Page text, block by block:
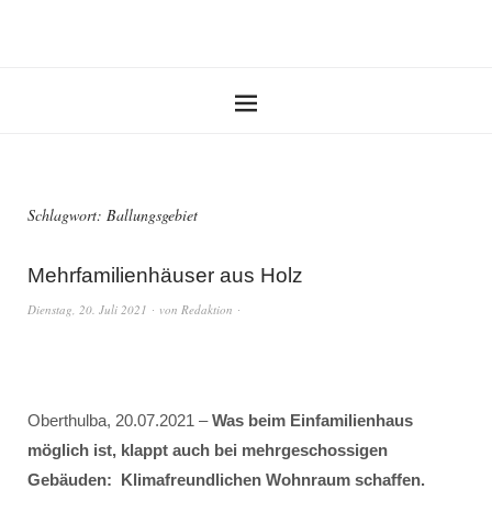
Schlagwort: Ballungsgebiet
Mehrfamilienhäuser aus Holz
Dienstag, 20. Juli 2021 von Redaktion
Oberthulba, 20.07.2021 –Was beim Einfamilienhaus
möglich ist, klappt auch bei mehrgeschossigen
Gebäuden: Klimafreundlichen Wohnraum schaffen.